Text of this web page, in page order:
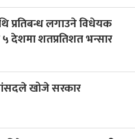
प्रतिबन्ध लगाउने विधेयक
५ देशमा शतप्रतिशत भन्सार
खोजे सरकार